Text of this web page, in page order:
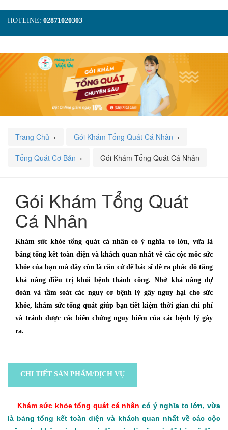
HOTLINE: 02871020303
TRANG CHỦ
GIỚI THIỆU
TIN TỨC
DỊCH VỤ
GÓI KHÁM
HÌNH ẢNH
LIÊN HỆ
ĐẶT LỊCH KHÁM
Trang Chủ › Gói Khám Tổng Quát Cá Nhân ›
Tổng Quát Cơ Bản › Gói Khám Tổng Quát Cá Nhân
Gói Khám Tổng Quát
Cá Nhân
Khám sức khỏe tổng quát cá nhân có ý nghĩa to lớn, vừa là
bảng tổng kết toàn diện và khách quan nhất về các cộc mốc sức
khỏe của bạn mà đây còn là căn cứ để bác sĩ đề ra phác đồ tăng
khả năng điều trị khỏi bệnh thành công. Nhờ khả năng dự
đoán và tầm soát các nguy cơ bệnh lý gây nguy hại cho sức
khỏe, khám sức tổng quát giúp bạn tiết kiệm thời gian chi phí
và tránh được các biến chứng nguy hiểm của các bệnh lý gây
ra.
CHI TIẾT SẢN PHẨM/DỊCH VỤ
Khám sức khỏe tổng quát cá nhân có ý nghĩa to lớn, vừa
là bảng tổng kết toàn diện và khách quan nhất về các cộc